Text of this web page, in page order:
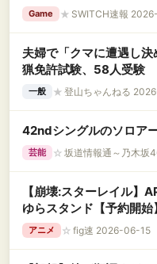
Game ★ SWITCH速報
夫婦で「クマに遭遇し
猟免許試験、58人受験
一般 ★ 登山ちゃんねる
42ndシングルのソロア
芸能 ☆ 坂道情報通～乃木坂
【崩壊:スターレイル】
ゆらスタンド【予約開始】
アニメ ☆ fig速 2026-06-15